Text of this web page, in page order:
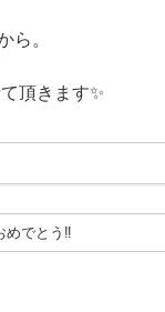
ら。
頂きます✨
めでとう‼️